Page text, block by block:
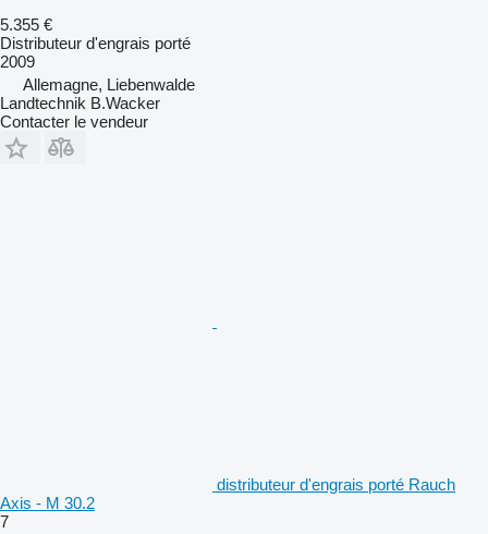
5.355 €
Distributeur d'engrais porté
2009
Allemagne, Liebenwalde
Landtechnik B.Wacker
Contacter le vendeur
distributeur d'engrais porté Rauch
Axis - M 30.2
7